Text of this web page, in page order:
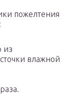
пожелтения
из
влажной